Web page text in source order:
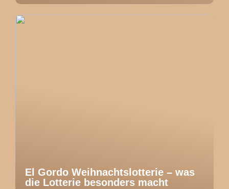
El Gordo Weihnachtslotterie – was
die Lotterie besonders macht